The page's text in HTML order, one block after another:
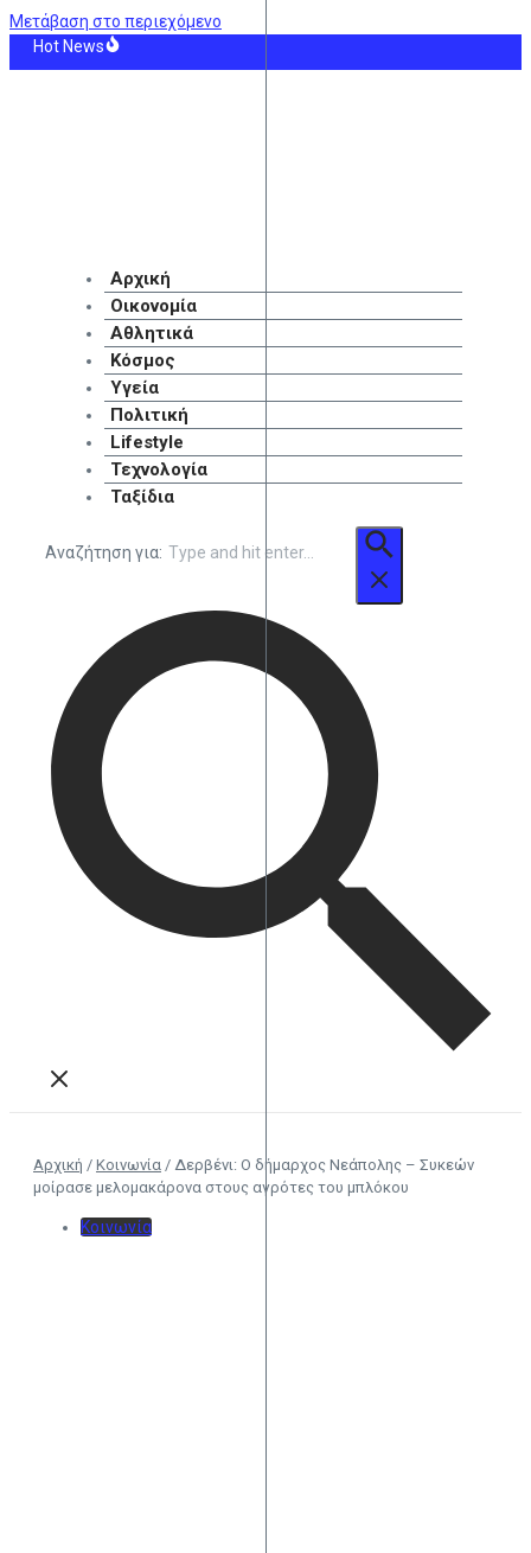
Μετάβαση στο περιεχόμενο
Hot News
Αρχική
Οικονομία
Αθλητικά
Κόσμος
Υγεία
Πολιτική
Lifestyle
Τεχνολογία
Ταξίδια
Αναζήτηση για:
Αρχική / Κοινωνία / Δερβένι: Ο δήμαρχος Νεάπολης – Συκεών
μοίρασε μελομακάρονα στους αγρότες του μπλόκου
Κοινωνία